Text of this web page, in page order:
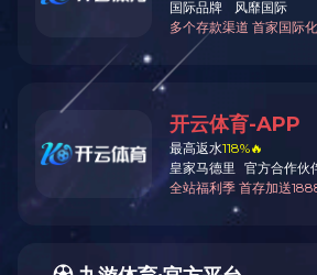
我公司矿用机械产品主要有：各种带式输送机
型箕斗、大型罐笼、矿用乐鱼官网注册、防坠器、
矿、焦化、冶炼、化工等行业的单位厂家设计造各
效、快捷、全面、优良的售后服务体系，向客户提
务，欢迎咨询合作！